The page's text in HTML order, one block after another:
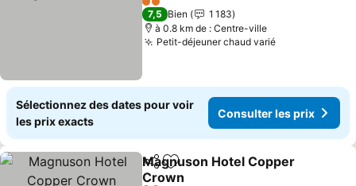
2 Étoiles
7,5 Bien
1 183
à 0.8 km de : Centre-ville
Petit-déjeuner chaud varié
Sélectionnez des dates pour voir
les prix exacts
Consulter les prix
PartagerAjouter à mes favoris
Magnuson Hotel Copper
Crown